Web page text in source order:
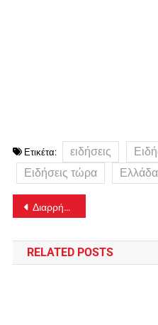
Ετικέτα: ειδήσεις
Ειδήσεις τώρα
Ελλάδα
Πλοήγηση
άρθρων
Διαρρήκτες επιτέθηκαν σε αστυνομικό στο πατρικό του
RELATED POSTS